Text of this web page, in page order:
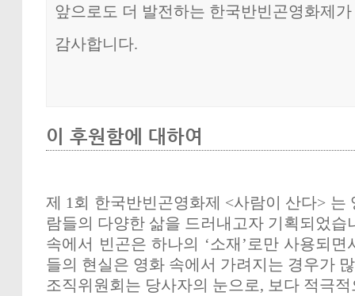
앞으로도 더 발전하는 한국반빈곤영화제
감사합니다.
이 후원함에 대하여
제 1 회 한국반빈곤영화제 <사람이 산다> 는
람들의 다양한 삶을 드러내고자 기획되었습
속에서 빈곤은 하나의
‘소재 ’ 로만 사용되면
들의 현실은 영화 속에서 가려지는 경우가
조직위원회는 당사자의 눈으로, 보다 적극